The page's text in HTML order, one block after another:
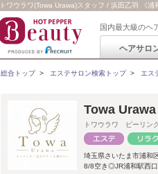
トワウラワ(Towa Urawa)スタッフ / 浜田乙羽 《浦
国内最大級のヘ
ヘアサロ
総合トップ> エステサロン検索トップ> エス
Towa
トワウラワ ピーリン
埼玉県さいたま市浦
8/8空き◎JR浦和駅西口